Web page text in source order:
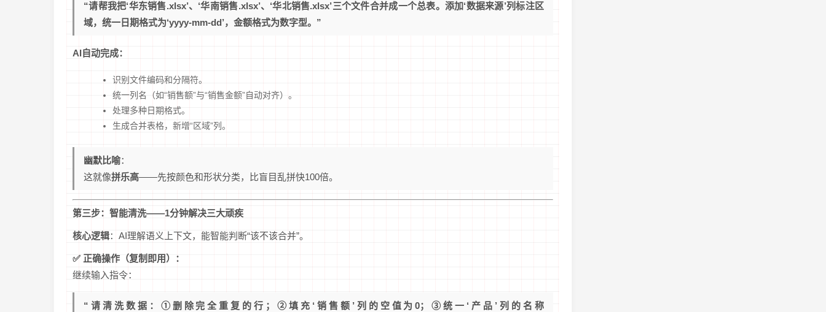
“请帮我把‘华东销售.xlsx’、‘华南销售.xlsx’、‘华北销售.xlsx’三个文件合并成一个总表。添加‘数据来源’列标注区
域，统一日期格式为‘yyyy-mm-dd’，金额格式为数字型。”
AI自动完成：
识别文件编码和分隔符。
统一列名（如“销售额”与“销售金额”自动对齐）。
处理多种日期格式。
生成合并表格，新增“区域”列。
幽默比喻：
这就像拼乐高——先按颜色和形状分类，比盲目乱拼快100倍。
第三步：智能清洗——1分钟解决三大顽疾
核心逻辑：AI理解语义上下文，能智能判断“该不该合并”。
✅ 正确操作（复制即用）：
继续输入指令：
“请清洗数据：①删除完全重复的行；②填充‘销售额’列的空值为0；③统一‘产品’列的名称